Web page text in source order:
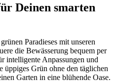
Deinen smarten
Paradieses mit unseren
die Bewässerung bequem per
intelligente Anpassungen und
üppiges Grün ohne den täglichen
Garten in eine blühende Oase.